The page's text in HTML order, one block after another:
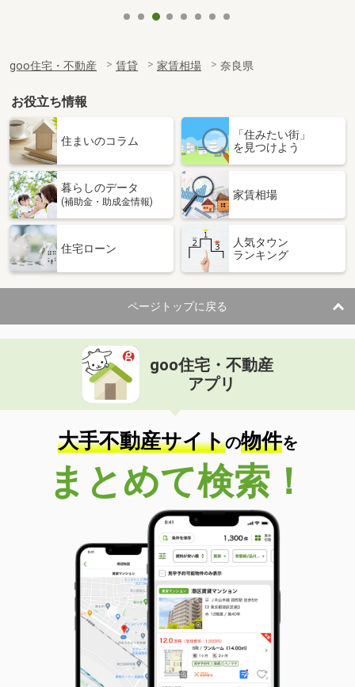
goo住宅・不動産 賃貸 家賃相場 奈良県
お役立ち情報
住まいのコラム
「住みたい街」
を見つけよう
暮らしのデータ
(補助金・助成金情報)
家賃相場
住宅ローン
人気タウン
ランキング
ページトップに戻る
goo住宅・不動産
アプリ
大手不動産サイトの物件を
まとめて検索！